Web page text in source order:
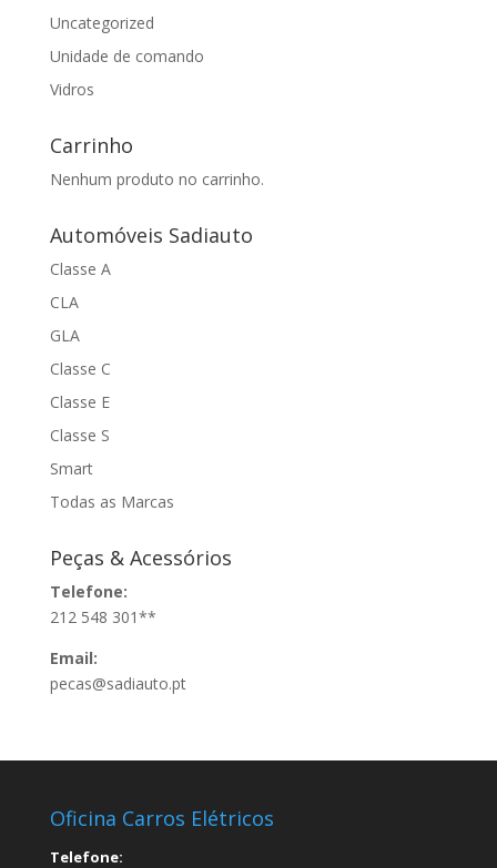
Uncategorized
Unidade de comando
Vidros
Carrinho
Nenhum produto no carrinho.
Automóveis Sadiauto
Classe A
CLA
GLA
Classe C
Classe E
Classe S
Smart
Todas as Marcas
Peças & Acessórios
Telefone:
212 548 301**
Email:
pecas@sadiauto.pt
Oficina Carros Elétricos
Telefone: